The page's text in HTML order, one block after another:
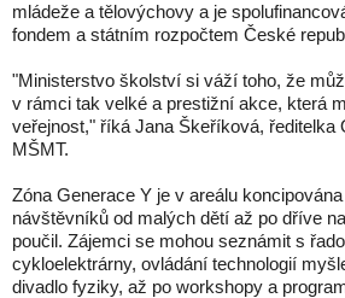
mládeže a tělovýchovy a je
fondem a státním rozpočtem České
"Ministerstvo školství si váží toho, že
v rámci tak velké a prestižní akce, která
veřejnost," říká Jana Škeříková, ředitelka
MŠMT.
Zóna Generace Y je v areálu
návštěvníků od malých dětí až po dříve
poučil. Zájemci se mohou seznámit s
cykloelektrárny, ovládání technologií
divadlo fyziky, až po workshopy a